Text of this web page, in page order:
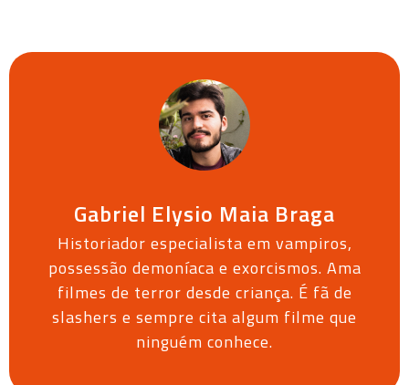
Gabriel Elysio Maia Braga
Historiador especialista em vampiros,
possessão demoníaca e exorcismos. Ama
filmes de terror desde criança. É fã de
slashers e sempre cita algum filme que
ninguém conhece.